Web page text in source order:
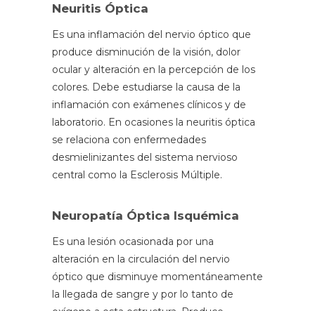
Neuritis Óptica
Es una inflamación del nervio óptico que
produce disminución de la visión, dolor
ocular y alteración en la percepción de los
colores. Debe estudiarse la causa de la
inflamación con exámenes clínicos y de
laboratorio. En ocasiones la neuritis óptica
se relaciona con enfermedades
desmielinizantes del sistema nervioso
central como la Esclerosis Múltiple.
Neuropatía Óptica Isquémica
Es una lesión ocasionada por una
alteración en la circulación del nervio
óptico que disminuye momentáneamente
la llegada de sangre y por lo tanto de